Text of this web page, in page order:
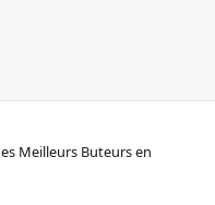
Meilleurs Buteurs en